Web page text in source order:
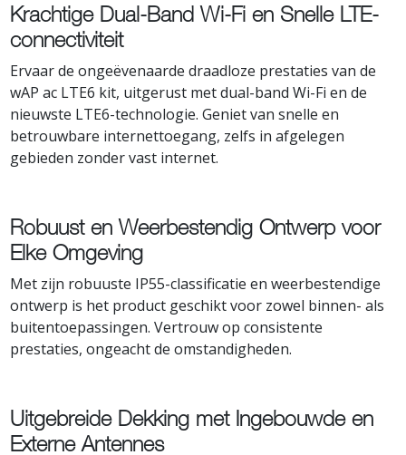
Krachtige Dual-Band Wi-Fi en Snelle LTE-
connectiviteit
Ervaar de ongeëvenaarde draadloze prestaties van de
wAP ac LTE6 kit, uitgerust met dual-band Wi-Fi en de
nieuwste LTE6-technologie. Geniet van snelle en
betrouwbare internettoegang, zelfs in afgelegen
gebieden zonder vast internet.
Robuust en Weerbestendig Ontwerp voor
Elke Omgeving
Met zijn robuuste IP55-classificatie en weerbestendige
ontwerp is het product geschikt voor zowel binnen- als
buitentoepassingen. Vertrouw op consistente
prestaties, ongeacht de omstandigheden.
Uitgebreide Dekking met Ingebouwde en
Externe Antennes